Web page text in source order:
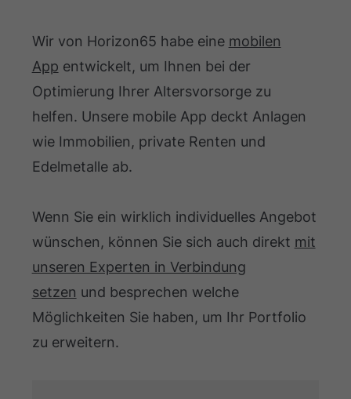
Wir von Horizon65 habe eine mobilen
App entwickelt, um Ihnen bei der
Optimierung Ihrer Altersvorsorge zu
helfen. Unsere mobile App deckt Anlagen
wie Immobilien, private Renten und
Edelmetalle ab.
Wenn Sie ein wirklich individuelles Angebot
wünschen, können Sie sich auch direkt mit
unseren Experten in Verbindung
setzen und besprechen welche
Möglichkeiten Sie haben, um Ihr Portfolio
zu erweitern.